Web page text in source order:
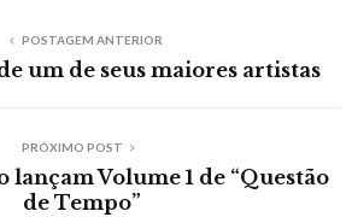
POSTAGEM ANTERIOR
um de seus maiores artistas
PRÓXIMO POST
lançam Volume 1 de “Questão
de Tempo”